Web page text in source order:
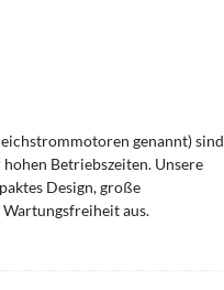
genannt) sind
Betriebszeiten. Unsere
Design, große
aus.